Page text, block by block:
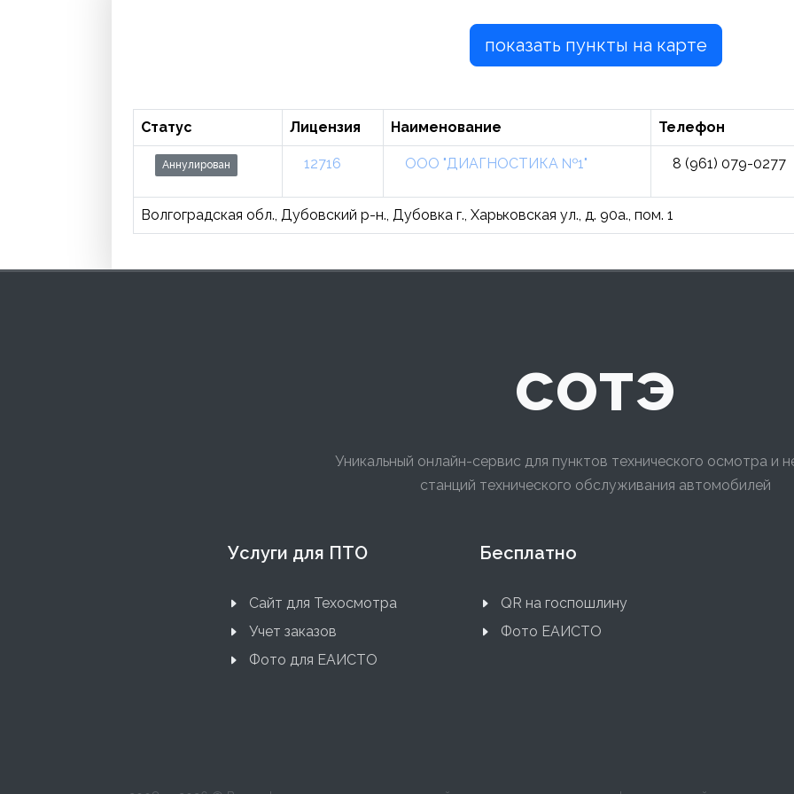
показать пункты на карте
Статус Лицензия Наименование Телефон
Аннулирован 12716 ООО "ДИАГНОСТИКА №1" 8 (961) 079-0277
Волгоградская обл., Дубовский р-н., Дубовка г., Харьковская ул., д. 90а., пом. 1
сотэ
Уникальный онлайн-сервис для пунктов технического осмотра и
станций технического обслуживания автомобилей
Услуги для ПТО
Сайт для Техосмотра
Учет заказов
Фото для ЕАИСТО
Бесплатно
QR на госпошлину
Фото ЕАИСТО